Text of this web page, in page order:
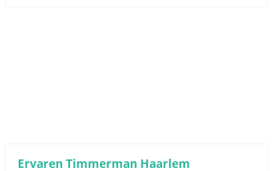
Ervaren Timmerman Haarlem